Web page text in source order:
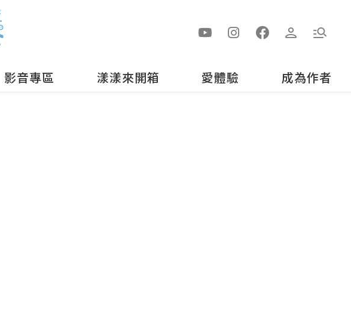
影音專區 漾漾來開箱 愛體驗 成為作者